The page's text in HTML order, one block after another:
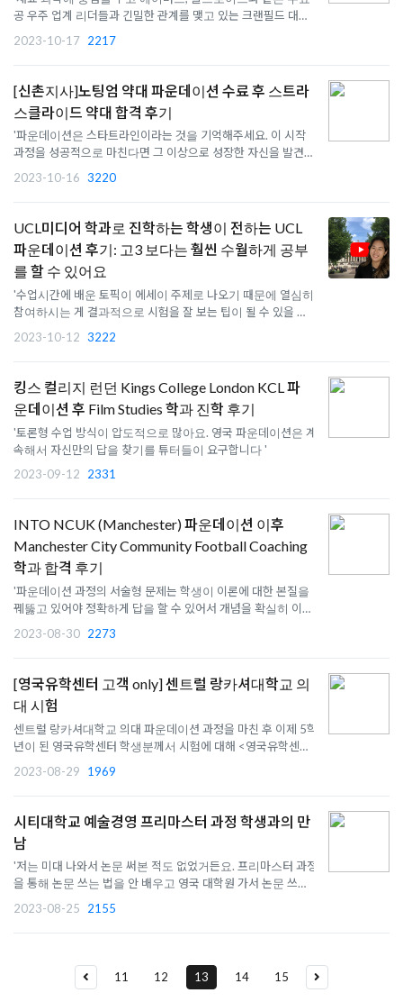
공 우주 업계 리더들과 긴밀한 관계를 맺고 있는 크랜필드 대학
2023-10-17 2217
[신촌지사]노팅엄 약대 파운데이션 수료 후 스트라
스클라이드 약대 합격 후기
'파운데이션은 스타트라인이라는 것을 기억해주세요. 이 시작
과정을 성공적으로 마친다면 그 이상으로 성장한 자신을 발견할
수 있을 겁니다.'
2023-10-16 3220
UCL미디어 학과로 진학하는 학생이 전하는 UCL
파운데이션 후기: 고3 보다는 훨씬 수월하게 공부
를 할 수 있어요
'수업시간에 배운 토픽이 에세이 주제로 나오기 때문에 열심히
참여하시는 게 결과적으로 시험을 잘 보는 팁이 될 수 있을 것 같
2023-10-12 3222
킹스 컬리지 런던 Kings College London KCL 파
운데이션 후 Film Studies 학과 진학 후기
'토론형 수업 방식이 압도적으로 많아요. 영국 파운데이션은 계
속해서 자신만의 답을 찾기를 튜터들이 요구합니다 '
2023-09-12
2331
INTO NCUK (Manchester) 파운데이션 이후
Manchester City Community Football Coaching
학과 합격 후기
'파운데이션 과정의 서술형 문제는 학생이 이론에 대한 본질을
꿰뚫고 있어야 정확하게 답을 할 수 있어서 개념을 확실히 이해
2023-08-30 2273
[영국유학센터 고객 only] 센트럴 랑카셔대학교 의
대 시험
센트럴 랑카셔대학교 의대 파운데이션 과정을 마친 후 이제 5학
년이 된 영국유학센터 학생분께서 시험에 대해 <영국유학센터
2023-08-29 1969
시티대학교 예술경영 프리마스터 과정 학생과의 만
남
'저는 미대 나와서 논문 써본 적도 없었거든요. 프리마스터 과정
을 통해 논문 쓰는 법을 안 배우고 영국 대학원 가서 논문 쓰라고
하면 힘들었을 거에요'
2023-08-25 2155
11 12 13 14 15